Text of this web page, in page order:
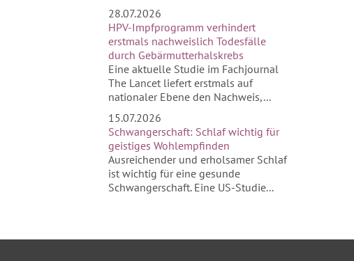
28.07.2026
HPV-Impfprogramm verhindert
erstmals nachweislich Todesfälle
durch Gebärmutterhalskrebs
Eine aktuelle Studie im Fachjournal
The Lancet liefert erstmals auf
nationaler Ebene den Nachweis,...
15.07.2026
Schwangerschaft: Schlaf wichtig für
geistiges Wohlempfinden
Ausreichender und erholsamer Schlaf
ist wichtig für eine gesunde
Schwangerschaft. Eine US-Studie...